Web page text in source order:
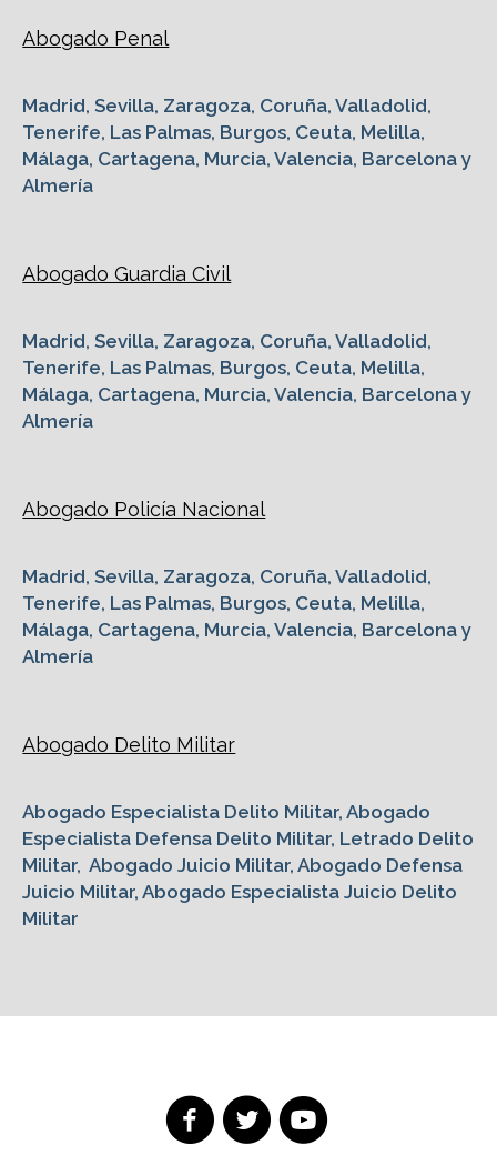
Abogado Penal
Madrid, Sevilla, Zaragoza, Coruña, Valladolid,
Tenerife, Las Palmas, Burgos, Ceuta, Melilla,
Málaga, Cartagena, Murcia, Valencia, Barcelona y
Almería
Abogado Guardia Civil
Madrid, Sevilla, Zaragoza, Coruña, Valladolid,
Tenerife, Las Palmas, Burgos, Ceuta, Melilla,
Málaga, Cartagena, Murcia, Valencia, Barcelona y
Almería
Abogado Policía Nacional
Madrid, Sevilla, Zaragoza, Coruña, Valladolid,
Tenerife, Las Palmas, Burgos, Ceuta, Melilla,
Málaga, Cartagena, Murcia, Valencia, Barcelona y
Almería
Abogado Delito Militar
Abogado Especialista Delito Militar, Abogado
Especialista Defensa Delito Militar, Letrado Delito
Militar, Abogado Juicio Militar, Abogado Defensa
Juicio Militar, Abogado Especialista Juicio Delito
Militar